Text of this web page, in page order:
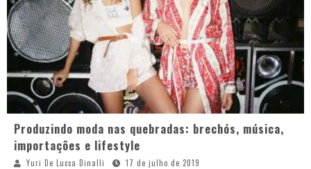
Produzindo moda nas quebradas: brechós, música,
importações e lifestyle
Yuri De Lucca Dinalli
17 de julho de 2019